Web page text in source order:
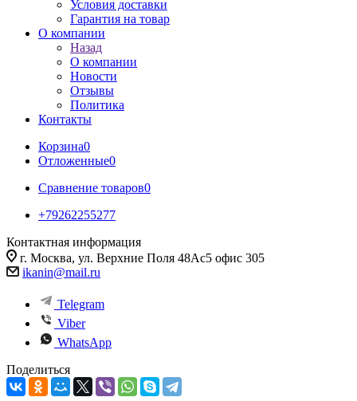
Условия доставки
Гарантия на товар
О компании
Назад
О компании
Новости
Отзывы
Политика
Контакты
Корзина0
Отложенные0
Сравнение товаров0
+79262255277
Контактная информация
г. Москва, ул. Верхние Поля 48Ас5 офис 305
ikanin@mail.ru
Telegram
Viber
WhatsApp
Поделиться